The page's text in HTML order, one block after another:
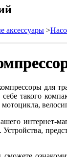
аксессуары >
для
такого
интернет-